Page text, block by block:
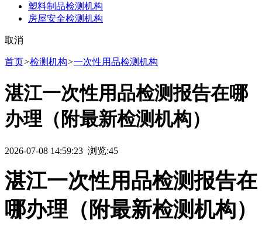
塑料制品检测机构
房屋安全检测机构
取消
首页>检测机构>一次性用品检测机构
湛江一次性用品检测报告在哪
办理（附最新检测机构）
2026-07-08 14:59:23 浏览:45
湛江一次性用品检测报告在
哪办理（附最新检测机构）